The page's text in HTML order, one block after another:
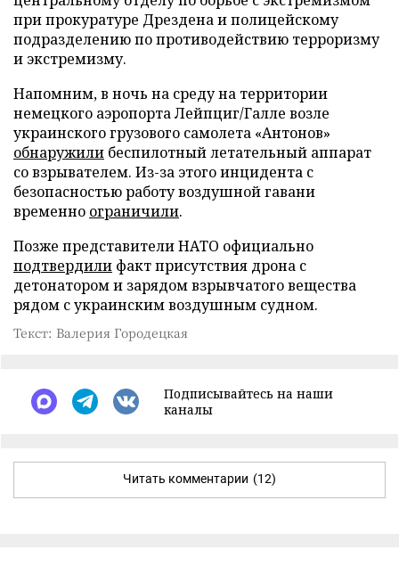
при прокуратуре Дрездена и полицейскому
подразделению по противодействию терроризму
и экстремизму.
Напомним, в ночь на среду на территории
немецкого аэропорта Лейпциг/Галле возле
украинского грузового самолета «Антонов»
обнаружили беспилотный летательный аппарат
со взрывателем. Из-за этого инцидента с
безопасностью работу воздушной гавани
временно ограничили.
Позже представители НАТО официально
подтвердили факт присутствия дрона с
детонатором и зарядом взрывчатого вещества
рядом с украинским воздушным судном.
Текст: Валерия Городецкая
Подписывайтесь на наши
каналы
Читать комментарии (12)